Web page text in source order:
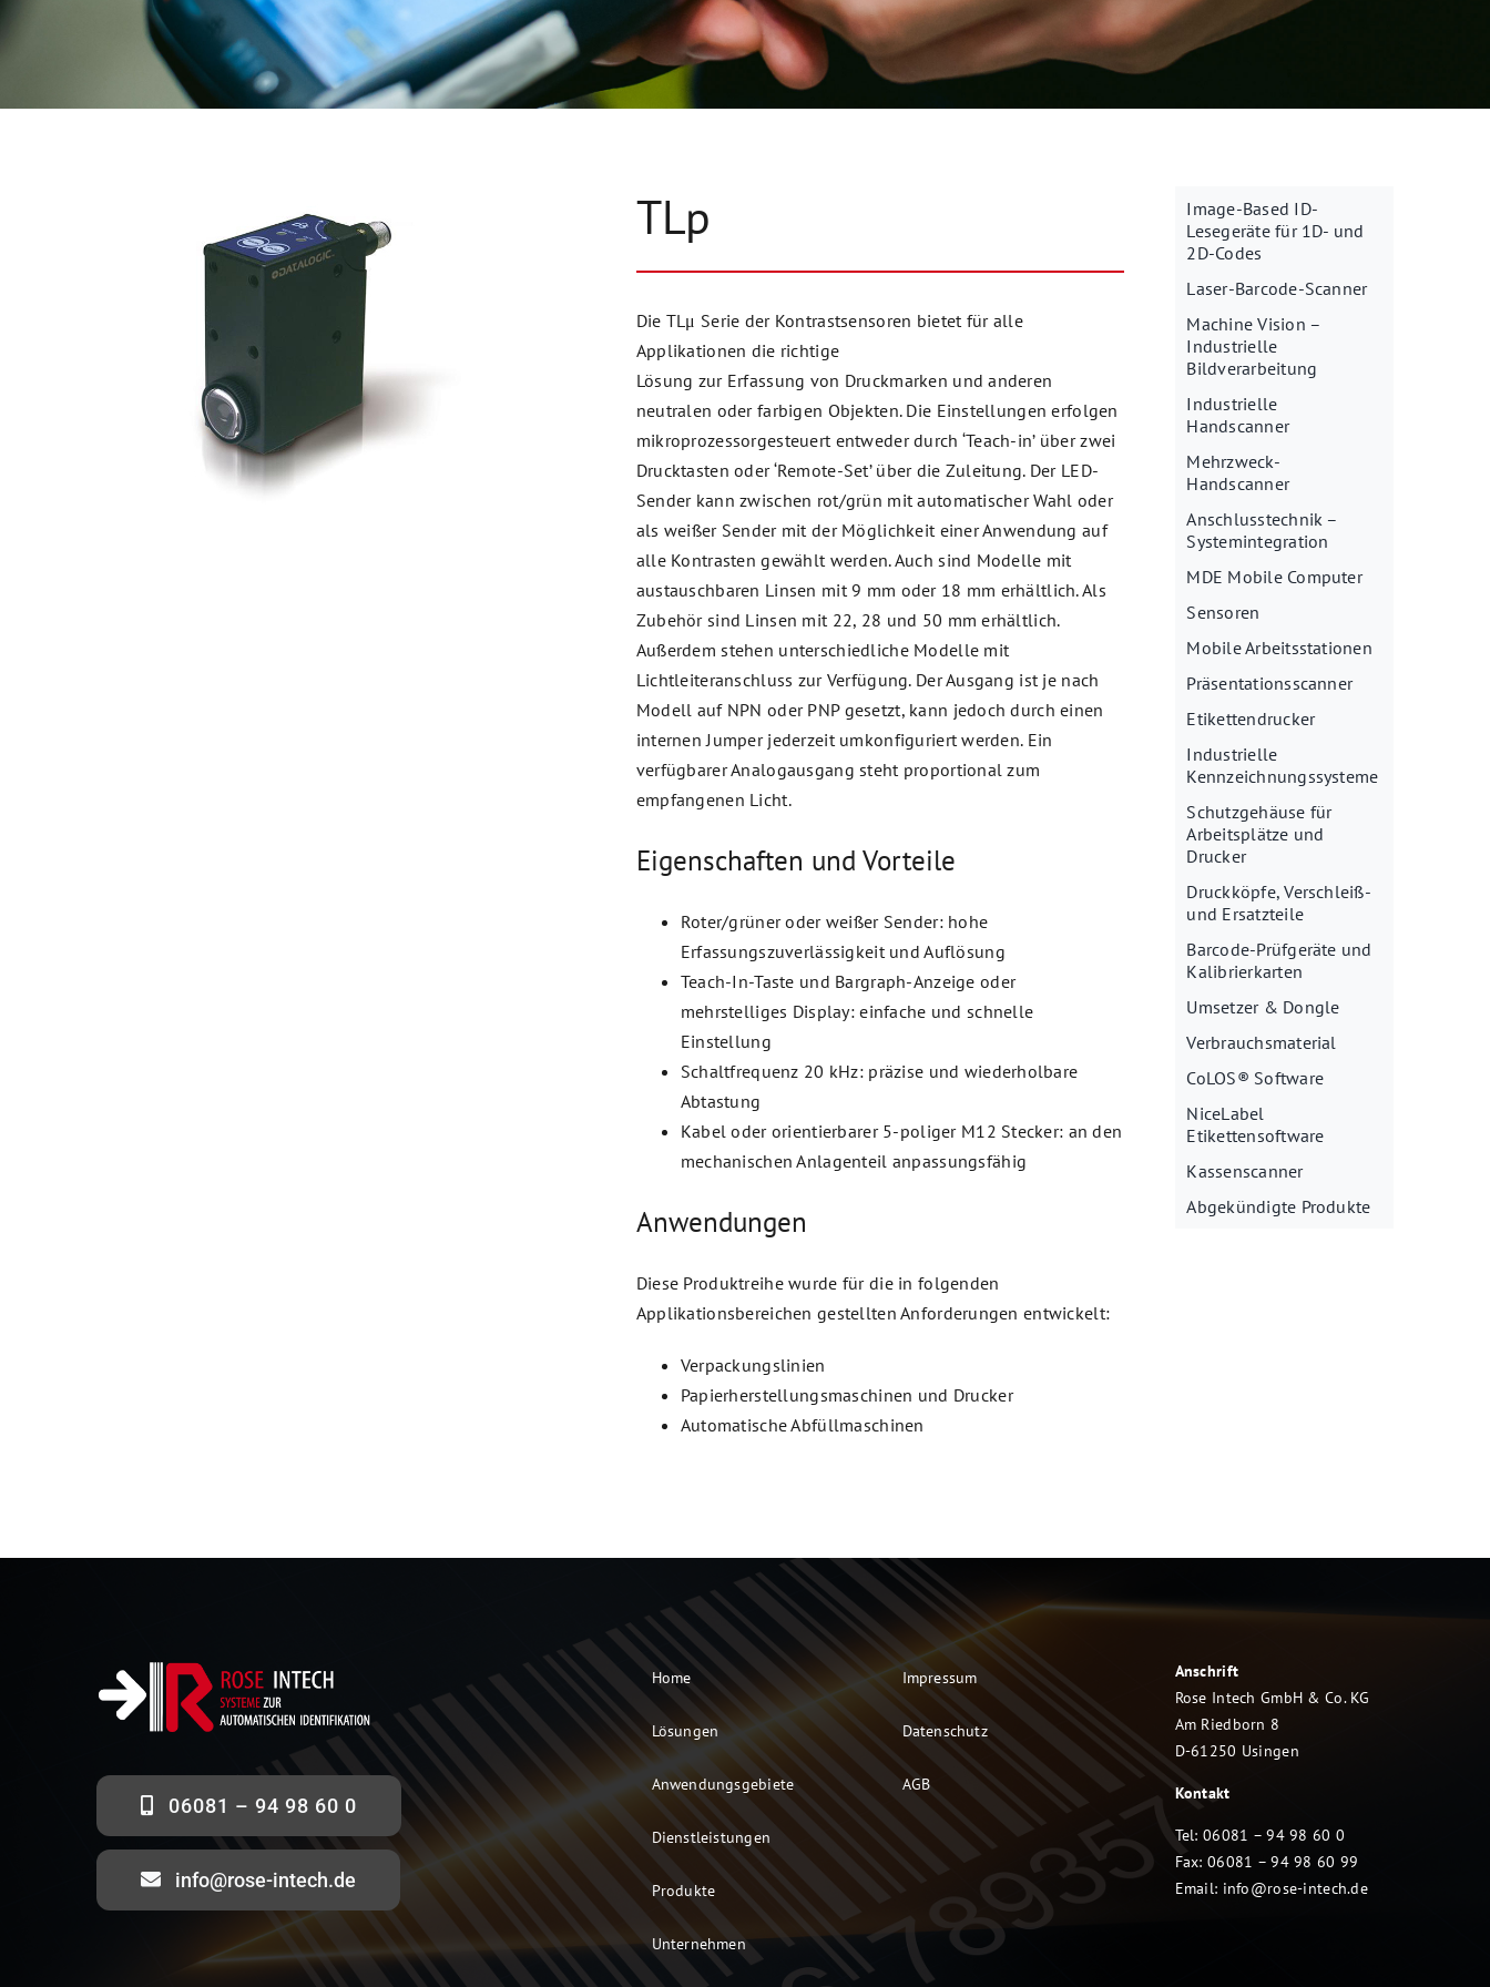
TLp
Die TLμ Serie der Kontrastsensoren bietet für alle
Applikationen die richtige
Lösung zur Erfassung von Druckmarken und anderen
neutralen oder farbigen Objekten. Die Einstellungen erfolgen
mikroprozessorgesteuert entweder durch ‘Teach-in’ über zwei
Drucktasten oder ‘Remote-Set’ über die Zuleitung. Der LED-
Sender kann zwischen rot/grün mit automatischer Wahl oder
als weißer Sender mit der Möglichkeit einer Anwendung auf
alle Kontrasten gewählt werden. Auch sind Modelle mit
austauschbaren Linsen mit 9 mm oder 18 mm erhältlich. Als
Zubehör sind Linsen mit 22, 28 und 50 mm erhältlich.
Außerdem stehen unterschiedliche Modelle mit
Lichtleiteranschluss zur Verfügung. Der Ausgang ist je nach
Modell auf NPN oder PNP gesetzt, kann jedoch durch einen
internen Jumper jederzeit umkonfiguriert werden. Ein
verfügbarer Analogausgang steht proportional zum
empfangenen Licht.
Eigenschaften und Vorteile
Roter/grüner oder weißer Sender: hohe
Erfassungszuverlässigkeit und Auflösung
Teach-In-Taste und Bargraph-Anzeige oder
mehrstelliges Display: einfache und schnelle
Einstellung
Schaltfrequenz 20 kHz: präzise und wiederholbare
Abtastung
Kabel oder orientierbarer 5-poliger M12 Stecker: an den
mechanischen Anlagenteil anpassungsfähig
Anwendungen
Diese Produktreihe wurde für die in folgenden
Applikationsbereichen gestellten Anforderungen entwickelt:
Verpackungslinien
Papierherstellungsmaschinen und Drucker
Automatische Abfüllmaschinen
Image-Based ID-
Lesegeräte für 1D- und
2D-Codes
Laser-Barcode-Scanner
Machine Vision –
Industrielle
Bildverarbeitung
Industrielle
Handscanner
Mehrzweck-
Handscanner
Anschlusstechnik –
Systemintegration
MDE Mobile Computer
Sensoren
Mobile Arbeitsstationen
Präsentationsscanner
Etikettendrucker
Industrielle
Kennzeichnungssysteme
Schutzgehäuse für
Arbeitsplätze und
Drucker
Druckköpfe, Verschleiß-
und Ersatzteile
Barcode-Prüfgeräte und
Kalibrierkarten
Umsetzer & Dongle
Verbrauchsmaterial
CoLOS® Software
NiceLabel
Etikettensoftware
Kassenscanner
Abgekündigte Produkte
06081 – 94 98 60 0
info@rose-intech.de
Home
Lösungen
Anwendungsgebiete
Dienstleistungen
Produkte
Unternehmen
Impressum
Datenschutz
AGB
Anschrift
Rose Intech GmbH & Co. KG
Am Riedborn 8
D-61250 Usingen
Kontakt
Tel: 06081 – 94 98 60 0
Fax: 06081 – 94 98 60 99
Email: info@rose-intech.de